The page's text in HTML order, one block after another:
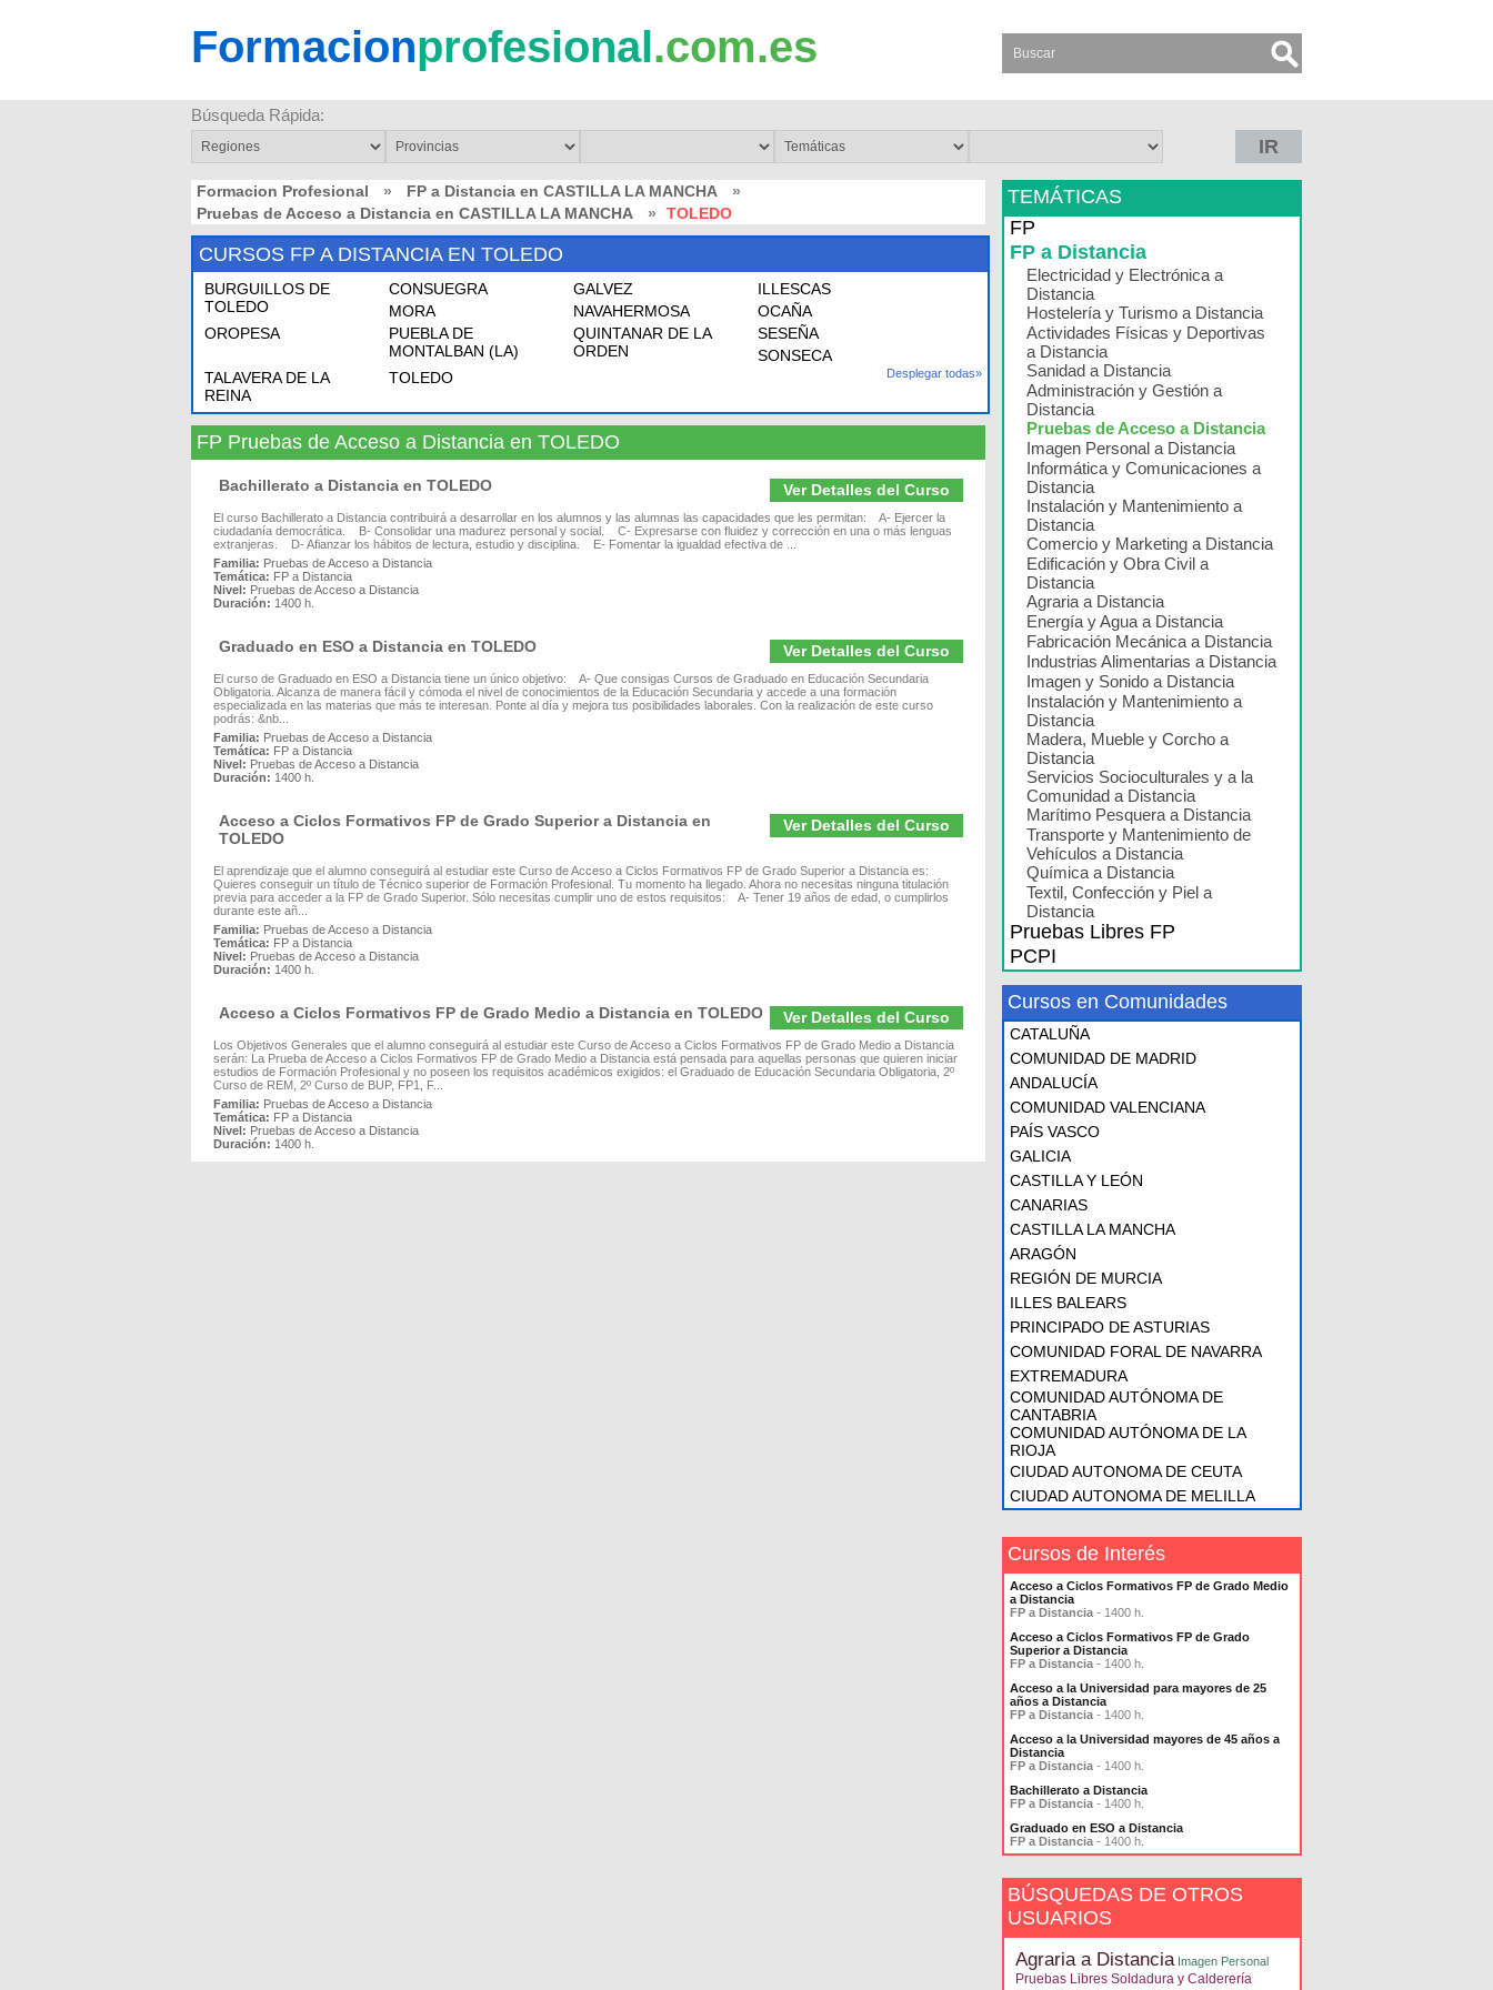
Formacionprofesional.com.es
Búsqueda Rápida:
IR
Formacion Profesional » FP a Distancia en CASTILLA LA MANCHA
»
Pruebas de Acceso a Distancia en CASTILLA LA MANCHA
» TOLEDO
CURSOS FP A DISTANCIA EN TOLEDO
BURGUILLOS DE
TOLEDO
CONSUEGRA GALVEZ
ILLESCAS
MORA
NAVAHERMOSA
OCAÑA
OROPESA
PUEBLA DE
MONTALBAN (LA)
QUINTANAR DE LA
ORDEN
SESEÑA
SONSECA
TALAVERA DE LA
REINA
TOLEDO Desplegar todas»
FP Pruebas de Acceso a Distancia en TOLEDO
Ver Detalles del Curso
Bachillerato a Distancia en TOLEDO
El curso Bachillerato a Distancia contribuirá a desarrollar en los alumnos y las alumnas las capacidades que les permitan: A- Ejercer la
ciudadanía democrática. B- Consolidar una madurez personal y social. C- Expresarse con fluidez y corrección en una o más lenguas
extranjeras. D- Afianzar los hábitos de lectura, estudio y disciplina. E- Fomentar la igualdad efectiva de ...
Familia: Pruebas de Acceso a Distancia
Temática: FP a Distancia
Nivel: Pruebas de Acceso a Distancia
Duración: 1400 h.
Ver Detalles del Curso
Graduado en ESO a Distancia en TOLEDO
El curso de Graduado en ESO a Distancia tiene un único objetivo: A- Que consigas Cursos de Graduado en Educación Secundaria
Obligatoria. Alcanza de manera fácil y cómoda el nivel de conocimientos de la Educación Secundaria y accede a una formación
especializada en las materias que más te interesan. Ponte al día y mejora tus posibilidades laborales. Con la realización de este curso
podrás: &nb...
Familia: Pruebas de Acceso a Distancia
Temática: FP a Distancia
Nivel: Pruebas de Acceso a Distancia
Duración: 1400 h.
Ver Detalles del Curso
Acceso a Ciclos Formativos FP de Grado Superior a Distancia en
TOLEDO
El aprendizaje que el alumno conseguirá al estudiar este Curso de Acceso a Ciclos Formativos FP de Grado Superior a Distancia es:
Quieres conseguir un título de Técnico superior de Formación Profesional. Tu momento ha llegado. Ahora no necesitas ninguna titulación
previa para acceder a la FP de Grado Superior. Sólo necesitas cumplir uno de estos requisitos: A- Tener 19 años de edad, o cumplirlos
durante este añ...
Familia: Pruebas de Acceso a Distancia
Temática: FP a Distancia
Nivel: Pruebas de Acceso a Distancia
Duración: 1400 h.
Ver Detalles del Curso
Acceso a Ciclos Formativos FP de Grado Medio a Distancia en TOLEDO
Los Objetivos Generales que el alumno conseguirá al estudiar este Curso de Acceso a Ciclos Formativos FP de Grado Medio a Distancia
serán: La Prueba de Acceso a Ciclos Formativos FP de Grado Medio a Distancia está pensada para aquellas personas que quieren iniciar
estudios de Formación Profesional y no poseen los requisitos académicos exigidos: el Graduado de Educación Secundaria Obligatoria, 2º
Curso de REM, 2º Curso de BUP, FP1, F...
Familia: Pruebas de Acceso a Distancia
Temática: FP a Distancia
Nivel: Pruebas de Acceso a Distancia
Duración: 1400 h.
TEMÁTICAS
FP
FP a Distancia
Electricidad y Electrónica a
Distancia
Hostelería y Turismo a Distancia
Actividades Físicas y Deportivas
a Distancia
Sanidad a Distancia
Administración y Gestión a
Distancia
Pruebas de Acceso a Distancia
Imagen Personal a Distancia
Informática y Comunicaciones a
Distancia
Instalación y Mantenimiento a
Distancia
Comercio y Marketing a Distancia
Edificación y Obra Civil a
Distancia
Agraria a Distancia
Energía y Agua a Distancia
Fabricación Mecánica a Distancia
Industrias Alimentarias a Distancia
Imagen y Sonido a Distancia
Instalación y Mantenimiento a
Distancia
Madera, Mueble y Corcho a
Distancia
Servicios Socioculturales y a la
Comunidad a Distancia
Marítimo Pesquera a Distancia
Transporte y Mantenimiento de
Vehículos a Distancia
Química a Distancia
Textil, Confección y Piel a
Distancia
Pruebas Libres FP
PCPI
Cursos en Comunidades
CATALUÑA
COMUNIDAD DE MADRID
ANDALUCÍA
COMUNIDAD VALENCIANA
PAÍS VASCO
GALICIA
CASTILLA Y LEÓN
CANARIAS
CASTILLA LA MANCHA
ARAGÓN
REGIÓN DE MURCIA
ILLES BALEARS
PRINCIPADO DE ASTURIAS
COMUNIDAD FORAL DE NAVARRA
EXTREMADURA
COMUNIDAD AUTÓNOMA DE
CANTABRIA
COMUNIDAD AUTÓNOMA DE LA
RIOJA
CIUDAD AUTONOMA DE CEUTA
CIUDAD AUTONOMA DE MELILLA
Cursos de Interés
Acceso a Ciclos Formativos FP de Grado Medio
a Distancia
FP a Distancia - 1400 h.
Acceso a Ciclos Formativos FP de Grado
Superior a Distancia
FP a Distancia - 1400 h.
Acceso a la Universidad para mayores de 25
años a Distancia
FP a Distancia - 1400 h.
Acceso a la Universidad mayores de 45 años a
Distancia
FP a Distancia - 1400 h.
Bachillerato a Distancia
FP a Distancia - 1400 h.
Graduado en ESO a Distancia
FP a Distancia - 1400 h.
BÚSQUEDAS DE OTROS
USUARIOS
Agraria a Distancia Imagen Personal
Pruebas Libres Soldadura y Calderería